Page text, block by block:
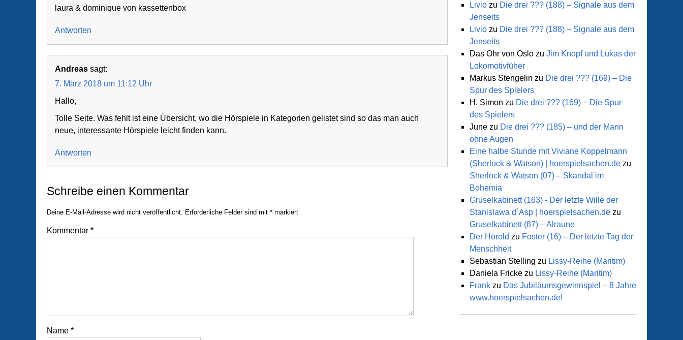
laura & dominique von kassettenbox
Antworten
Andreas sagt:
7. März 2018 um 11:12 Uhr
Hallo,
Tolle Seite. Was fehlt ist eine Übersicht, wo die Hörspiele in Kategorien gelistet sind so das man auch
neue, interessante Hörspiele leicht finden kann.
Antworten
Schreibe einen Kommentar
Deine E-Mail-Adresse wird nicht veröffentlicht. Erforderliche Felder sind mit * markiert
Kommentar *
Name *
Livio zu Die drei ??? (188) – Signale aus dem
Jenseits
Livio zu Die drei ??? (188) – Signale aus dem
Jenseits
Das Ohr von Oslo zu Jim Knopf und Lukas der
Lokomotivfüher
Markus Stengelin zu Die drei ??? (169) – Die
Spur des Spielers
H. Simon zu Die drei ??? (169) – Die Spur
des Spielers
June zu Die drei ??? (185) – und der Mann
ohne Augen
Eine halbe Stunde mit Viviane Koppelmann
(Sherlock & Watson) | hoerspielsachen.de zu
Sherlock & Watson (07) – Skandal im
Bohemia
Gruselkabinett (163) - Der letzte Wille der
Stanislawa d´Asp | hoerspielsachen.de zu
Gruselkabinett (87) – Alraune
Der Hörold zu Foster (16) – Der letzte Tag der
Menschheit
Sebastian Stelling zu Lissy-Reihe (Maritim)
Daniela Fricke zu Lissy-Reihe (Maritim)
Frank zu Das Jubiläumsgewinnspiel – 8 Jahre
www.hoerspielsachen.de!